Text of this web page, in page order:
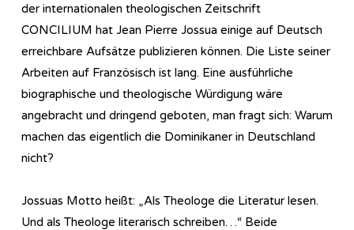
der internationalen theologischen Zeitschrift
CONCILIUM hat Jean Pierre Jossua einige auf Deutsch
erreichbare Aufsätze publizieren können. Die Liste seiner
Arbeiten auf Französisch ist lang. Eine ausführliche
biographische und theologische Würdigung wäre
angebracht und dringend geboten, man fragt sich: Warum
machen das eigentlich die Dominikaner in Deutschland
nicht?
Jossuas Motto heißt: „Als Theologe die Literatur lesen.
Und als Theologe literarisch schreiben…“ Beide